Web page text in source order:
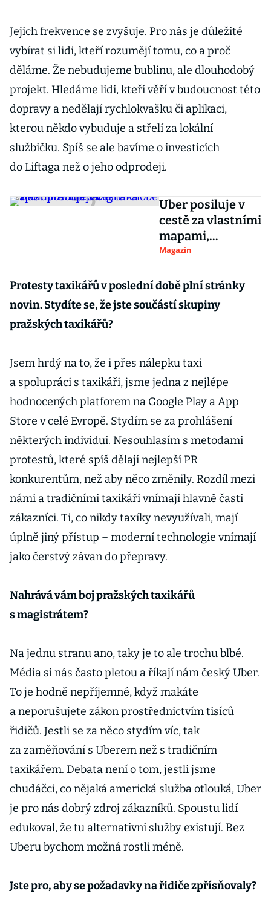
Jejich frekvence se zvyšuje. Pro nás je důležité
vybírat si lidi, kteří rozumějí tomu, co a proč
děláme. Že nebudujeme bublinu, ale dlouhodobý
projekt. Hledáme lidi, kteří věří v budoucnost této
dopravy a nedělají rychlokvašku či aplikaci,
kterou někdo vybuduje a střelí za lokální
službičku. Spíš se ale bavíme o investicích
do Liftaga než o jeho odprodeji.
Uber posiluje v
cestě za vlastními
mapami,
spolupracuje s
Magazín
Protesty taxikářů v poslední době plní stránky
novin. Stydíte se, že jste součástí skupiny
pražských taxikářů?
Jsem hrdý na to, že i přes nálepku taxi
a spolupráci s taxikáři, jsme jedna z nejlépe
hodnocených platforem na Google Play a App
Store v celé Evropě. Stydím se za prohlášení
některých individuí. Nesouhlasím s metodami
protestů, které spíš dělají nejlepší PR
konkurentům, než aby něco změnily. Rozdíl mezi
námi a tradičními taxikáři vnímají hlavně častí
zákazníci. Ti, co nikdy taxíky nevyužívali, mají
úplně jiný přístup – moderní technologie vnímají
jako čerstvý závan do přepravy.
Nahrává vám boj pražských taxikářů
s magistrátem?
Na jednu stranu ano, taky je to ale trochu blbé.
Média si nás často pletou a říkají nám český Uber.
To je hodně nepříjemné, když makáte
a neporušujete zákon prostřednictvím tisíců
řidičů. Jestli se za něco stydím víc, tak
za zaměňování s Uberem než s tradičním
taxikářem. Debata není o tom, jestli jsme
chudáčci, co nějaká americká služba otlouká, Uber
je pro nás dobrý zdroj zákazníků. Spoustu lidí
edukoval, že tu alternativní služby existují. Bez
Uberu bychom možná rostli méně.
Jste pro, aby se požadavky na řidiče zpřísňovaly?